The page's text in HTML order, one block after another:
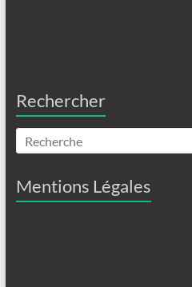
Rechercher
Mentions Légales